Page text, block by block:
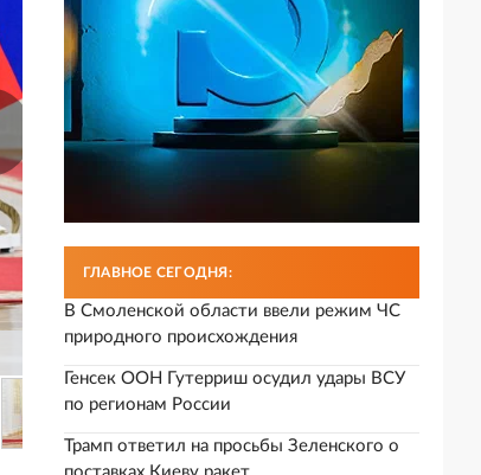
ГЛАВНОЕ СЕГОДНЯ:
В Смоленской области ввели режим ЧС
природного происхождения
Генсек ООН Гутерриш осудил удары ВСУ
по регионам России
Трамп ответил на просьбы Зеленского о